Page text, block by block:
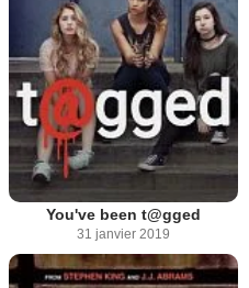
You've been t@gged
31 janvier 2019